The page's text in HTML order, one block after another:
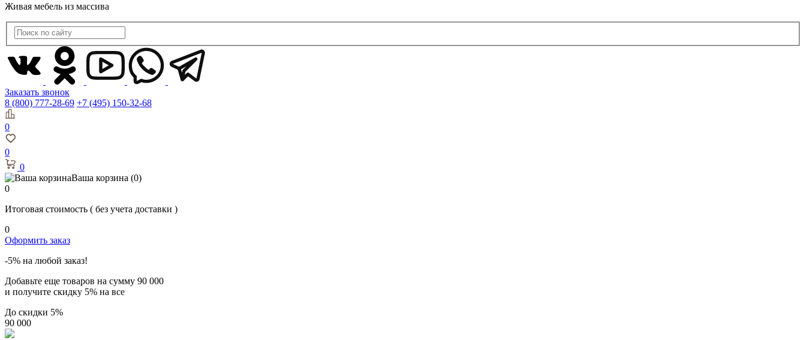
Живая мебель из массива
Заказать звонок
8 (800) 777-28-69 +7 (495) 150-32-68
0
0
0
Ваша корзина (0)
0
Итоговая стоимость ( без учета доставки )
0
Оформить заказ
-5% на любой заказ!
Добавьте еще товаров на сумму 90 000
и получите скидку 5% на все
До скидки 5%
90 000